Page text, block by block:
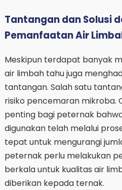
Tantangan dan Solusi
Pemanfaatan Air
Meskipun terdapat banyak
air limbah tahu juga
tantangan. Salah satu
risiko pencemaran mikroba.
penting bagi peternak
digunakan telah melalui
tepat untuk mengurangi
peternak perlu melakukan
berkala untuk kualitas air
diberikan kepada ternak.